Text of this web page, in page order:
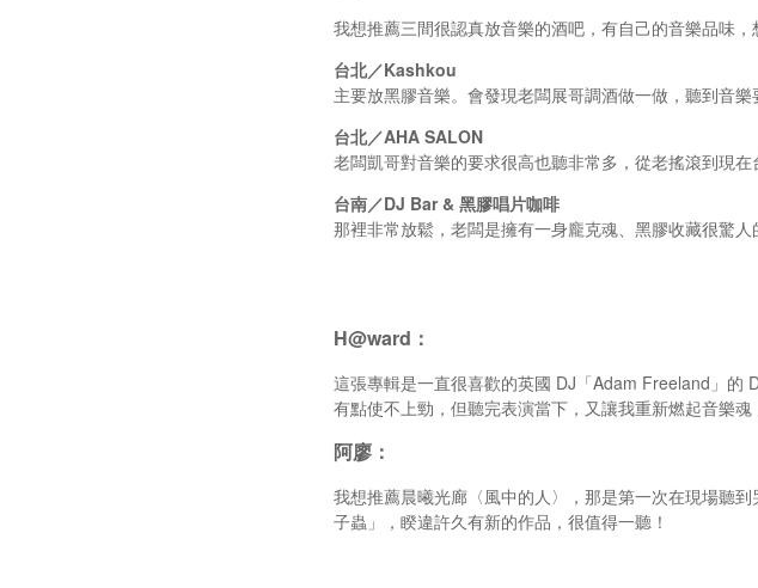
我想推薦三間很認真放音樂的酒吧，有自己的音樂品味
台北／Kashkou
主要放黑膠音樂。會發現老闆展哥調酒做一做，聽到音
台北／AHA SALON
老闆凱哥對音樂的要求很高也聽非常多，從老搖滾到現
台南／DJ Bar & 黑膠唱片咖啡
那裡非常放鬆，老闆是擁有一身龐克魂、黑膠收藏很驚人
H@ward：
這張專輯是一直很喜歡的英國 DJ「Adam Freeland」的
有點使不上勁，但聽完表演當下，又讓我重新燃起音樂
阿廖：
我想推薦晨曦光廊〈風中的人〉，那是第一次在現場聽
子蟲」，睽違許久有新的作品，很值得一聽！